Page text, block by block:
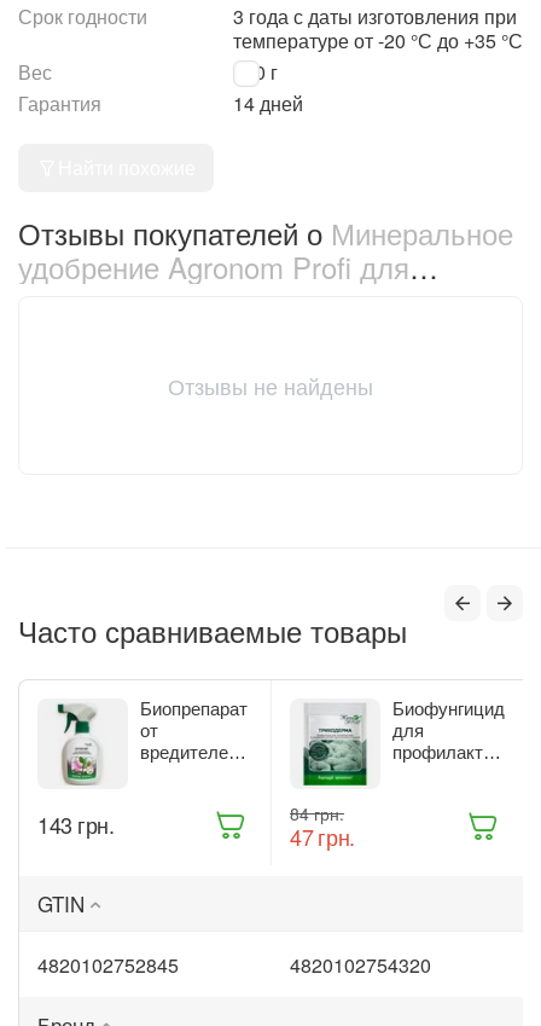
Срок годности
3 года с даты изготовления при
температуре от -20 °С до +35 °С
Вес
250 г
Гарантия
14 дней
Отзывы покупателей о Минеральное
удобрение Agronom Profi для
Отзывы не найдены
Часто сравниваемые товары
Биопрепарат
от
вредителей
Жива Земля
‍143‍ грн.
Биофунгицид
для
профилактики
Жива Земля
Триходерма
‍84‍ грн.
‍47‍грн.
GTIN
4820102752845 4820102754320